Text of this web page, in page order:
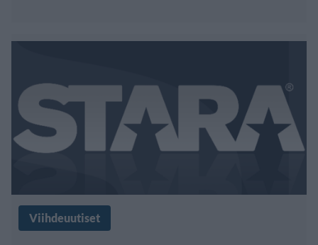
Viihdeuutiset